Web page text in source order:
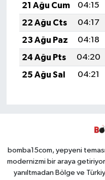
21 Ağu Cum
04:15
22 Ağu Cts
04:17
23 Ağu Paz
04:18
24 Ağu Pts
04:20
25 Ağu Sal
04:21
bomba15com, yepyeni
modernizmi bir araya
yanıltmadan Bölge ve